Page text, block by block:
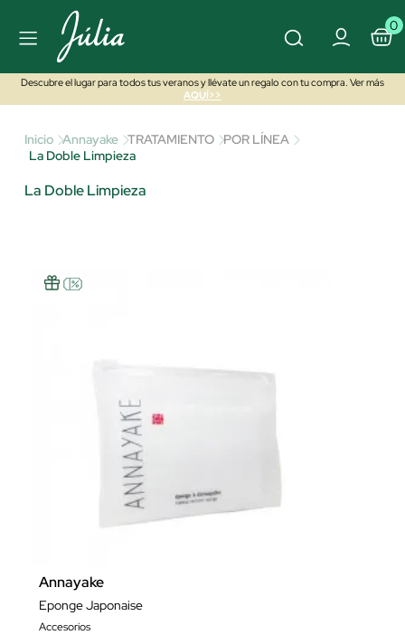
0
Descubre el lugar para todos tus veranos y llévate un regalo con tu compra. Ver más
AQUÍ>>
Inicio Annayake TRATAMIENTO POR LÍNEA
La Doble Limpieza
La Doble Limpieza
Annayake
Eponge Japonaise
Accesorios